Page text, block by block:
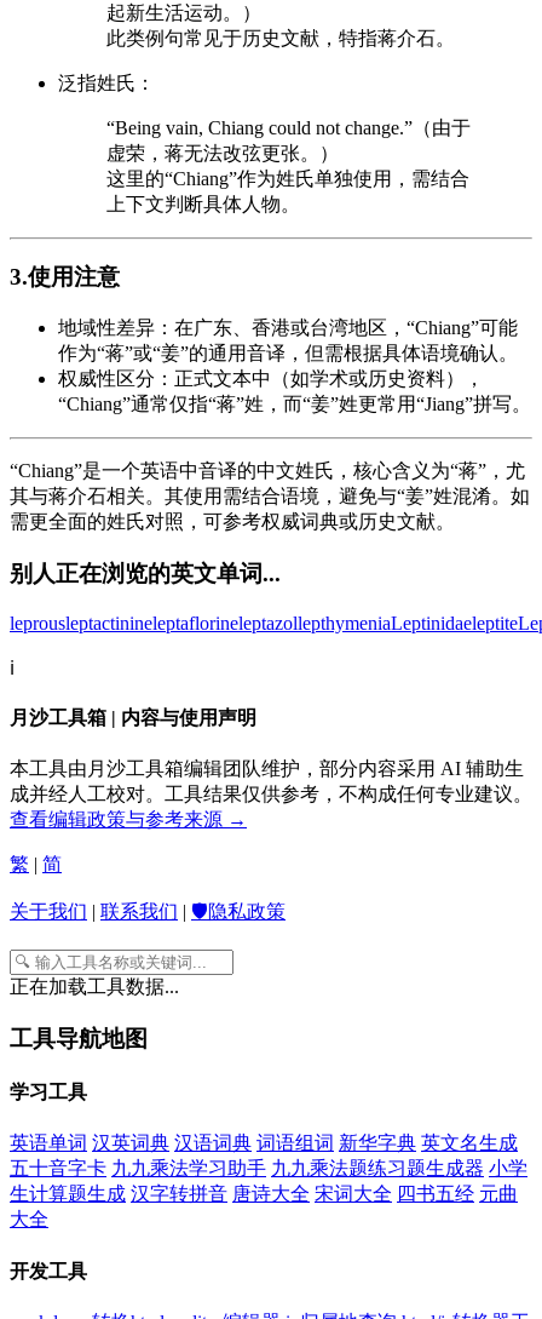
起新生活运动。）
此类例句常见于历史文献，特指蒋介石。
泛指姓氏：
“Being vain, Chiang could not change.”（由于
虚荣，蒋无法改弦更张。）
这里的“Chiang”作为姓氏单独使用，需结合
上下文判断具体人物。
3.使用注意
地域性差异：在广东、香港或台湾地区，“Chiang”可能
作为“蒋”或“姜”的通用音译，但需根据具体语境确认。
权威性区分：正式文本中（如学术或历史资料），
“Chiang”通常仅指“蒋”姓，而“姜”姓更常用“Jiang”拼写。
“Chiang”是一个英语中音译的中文姓氏，核心含义为“蒋”，尤
其与蒋介石相关。其使用需结合语境，避免与“姜”姓混淆。如
需更全面的姓氏对照，可参考权威词典或历史文献。
别人正在浏览的英文单词...
leprousleptactinineleptaflorineleptazollepthymeniaLeptinidaeleptite
ℹ️
月沙工具箱 | 内容与使用声明
本工具由月沙工具箱编辑团队维护，部分内容采用 AI 辅助生
成并经人工校对。工具结果仅供参考，不构成任何专业建议。
查看编辑政策与参考来源 →
繁 | 简
关于我们 | 联系我们 | 🛡️隐私政策
正在加载工具数据...
工具导航地图
学习工具
英语单词 汉英词典 汉语词典 词语组词 新华字典 英文名生成
五十音字卡 九九乘法学习助手 九九乘法题练习题生成器 小学
生计算题生成 汉字转拼音 唐诗大全 宋词大全 四书五经 元曲
大全
开发工具